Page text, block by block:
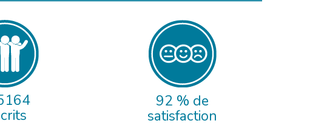
92 % de
satisfaction